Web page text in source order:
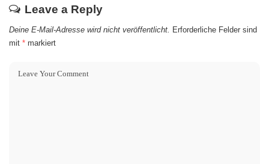
Leave a Reply
Deine E-Mail-Adresse wird nicht veröffentlicht. Erforderliche Felder sind
mit * markiert